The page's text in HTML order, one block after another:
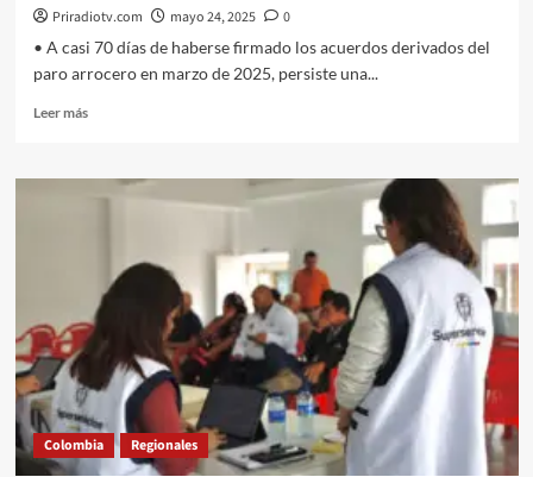
Priradiotv.com mayo 24, 2025
0
•⁠ ⁠A casi 70 días de haberse firmado los acuerdos derivados del
paro arrocero en marzo de 2025, persiste una...
Leer másLeer
Urge
acuerdos
pactados
tras
paro
arrocero
Colombia Regionales